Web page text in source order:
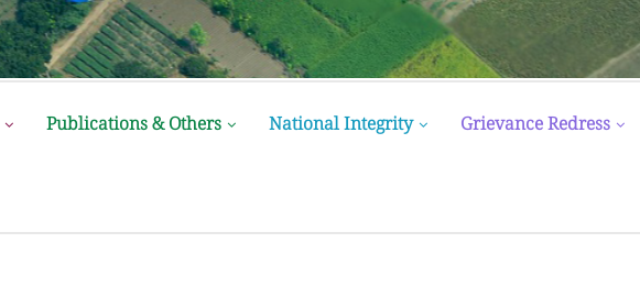
Publications & Others National Integrity Grievance Redress